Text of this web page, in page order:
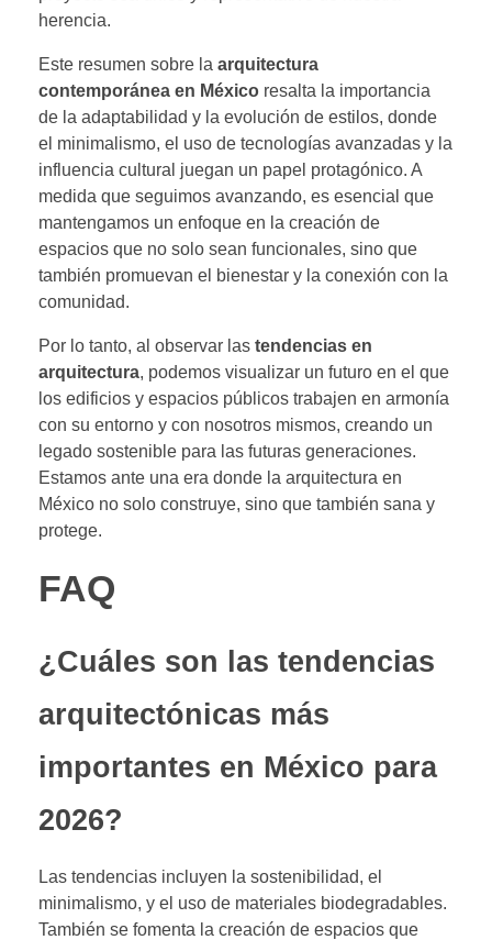
herencia.
Este resumen sobre la arquitectura
contemporánea en México resalta la importancia
de la adaptabilidad y la evolución de estilos, donde
el minimalismo, el uso de tecnologías avanzadas y la
influencia cultural juegan un papel protagónico. A
medida que seguimos avanzando, es esencial que
mantengamos un enfoque en la creación de
espacios que no solo sean funcionales, sino que
también promuevan el bienestar y la conexión con la
comunidad.
Por lo tanto, al observar las tendencias en
arquitectura, podemos visualizar un futuro en el que
los edificios y espacios públicos trabajen en armonía
con su entorno y con nosotros mismos, creando un
legado sostenible para las futuras generaciones.
Estamos ante una era donde la arquitectura en
México no solo construye, sino que también sana y
protege.
FAQ
¿Cuáles son las tendencias
arquitectónicas más
importantes en México para
2026?
Las tendencias incluyen la sostenibilidad, el
minimalismo, y el uso de materiales biodegradables.
También se fomenta la creación de espacios que